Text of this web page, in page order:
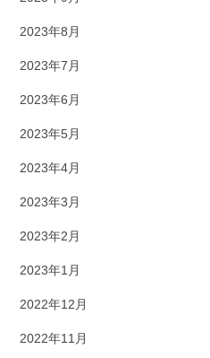
2023年8月
2023年7月
2023年6月
2023年5月
2023年4月
2023年3月
2023年2月
2023年1月
2022年12月
2022年11月